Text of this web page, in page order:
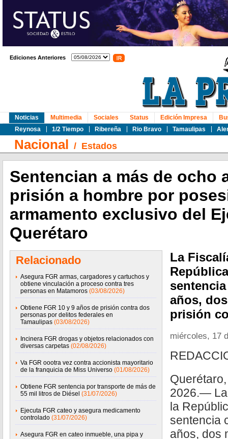
Ediciones Anteriores
Noticias
Reynosa
1/2 Tiempo Ribereña Rio Bravo Tamaulipas
Multimedia Sociales Status Edición Impresa
Nacional / Estados
Sentencian a más de ocho
prisión a hombre por
armamento exclusivo del
Querétaro
Relacionado
Asegura FGR armas, cargadores y cartuchos y
obtiene vinculación a proceso contra tres
personas en Matamoros (03/08/2026)
Obtiene FGR 10 y 9 años de prisión contra dos
personas por delitos federales en
Tamaulipas (03/08/2026)
Incinera FGR drogas y objetos relacionados con
diversas carpetas (02/08/2026)
Va FGR oootra vez contra accionista mayoritario
de la franquicia de Miss Universo (01/08/2026)
Obtiene FGR sentencia por transporte de más de
55 mil litros de Diésel (31/07/2026)
Ejecuta FGR cateo y asegura medicamento
controlado (31/07/2026)
Asegura FGR en cateo inmueble, una pipa y
La
años,
prisión
miércoles, 17
2026.—
la
sentencia
años, dos